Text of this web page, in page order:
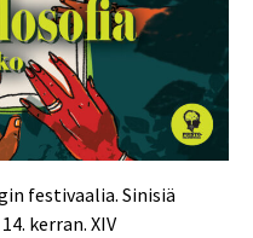
festivaalia. Sinisiä
kerran. XIV